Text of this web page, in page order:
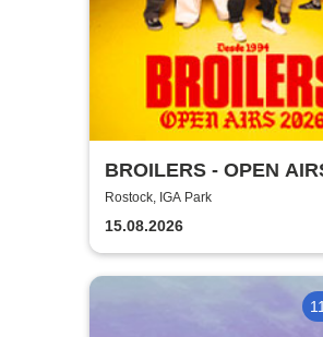
BROILERS - OPEN
Rostock, IGA Park
15.08.2026